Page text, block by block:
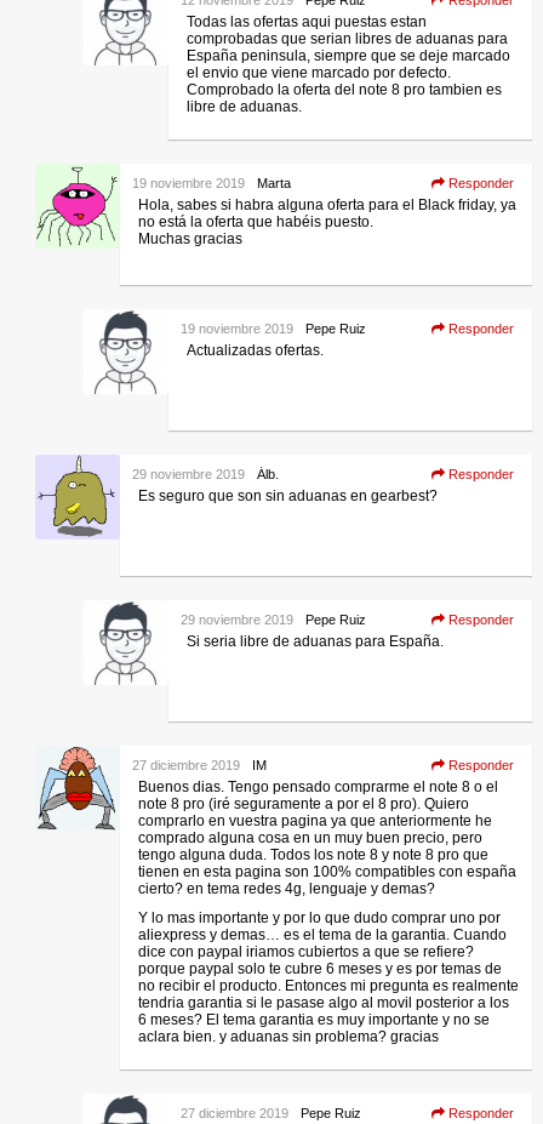
Todas las ofertas aqui puestas estan
comprobadas que serian libres de aduanas para
España peninsula, siempre que se deje marcado
el envio que viene marcado por defecto.
Comprobado la oferta del note 8 pro tambien es
libre de aduanas.
Marta
19 noviembre 2019 Responder
Hola, sabes si habra alguna oferta para el Black friday, ya
no está la oferta que habéis puesto.
Muchas gracias
Pepe Ruiz
19 noviembre 2019 Responder
Actualizadas ofertas.
Álb.
29 noviembre 2019 Responder
Es seguro que son sin aduanas en gearbest?
Pepe Ruiz
29 noviembre 2019 Responder
Si seria libre de aduanas para España.
IM
27 diciembre 2019 Responder
Buenos dias. Tengo pensado comprarme el note 8 o el
note 8 pro (iré seguramente a por el 8 pro). Quiero
comprarlo en vuestra pagina ya que anteriormente he
comprado alguna cosa en un muy buen precio, pero
tengo alguna duda. Todos los note 8 y note 8 pro que
tienen en esta pagina son 100% compatibles con españa
cierto? en tema redes 4g, lenguaje y demas?
Y lo mas importante y por lo que dudo comprar uno por
aliexpress y demas… es el tema de la garantia. Cuando
dice con paypal iriamos cubiertos a que se refiere?
porque paypal solo te cubre 6 meses y es por temas de
no recibir el producto. Entonces mi pregunta es realmente
tendria garantia si le pasase algo al movil posterior a los
6 meses? El tema garantia es muy importante y no se
aclara bien. y aduanas sin problema? gracias
Pepe Ruiz
27 diciembre 2019 Responder